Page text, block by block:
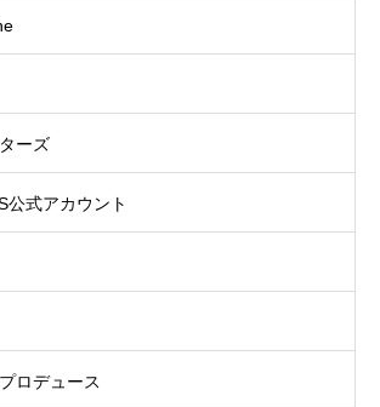
ーズ
式アカウント
ロデュース